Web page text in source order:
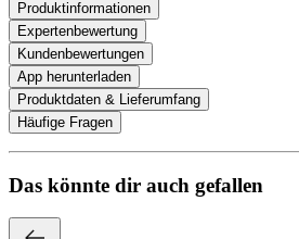
Produktinformationen
Expertenbewertung
Kundenbewertungen
App herunterladen
Produktdaten & Lieferumfang
Häufige Fragen
Das könnte dir auch gefallen